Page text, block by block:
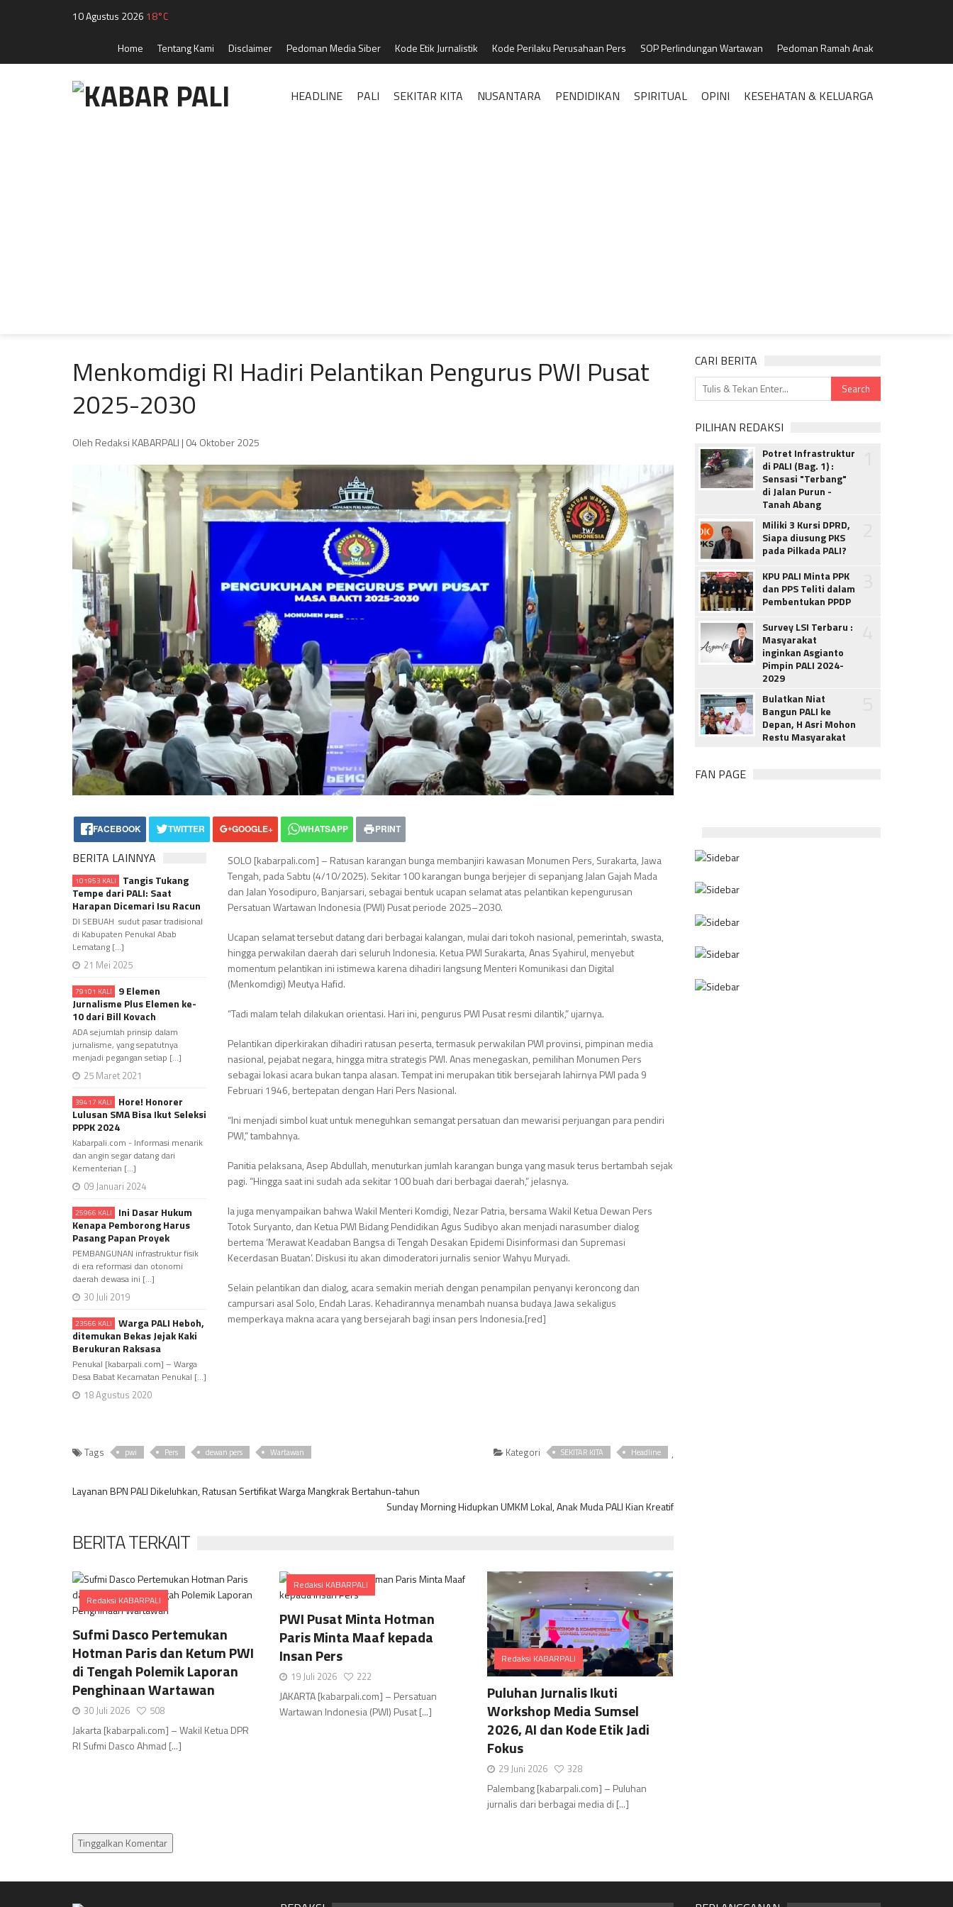
10 Agustus 2026 18°C
Home Tentang Kami Disclaimer Pedoman Media Siber Kode Etik Jurnalistik Kode Perilaku Perusahaan Pers SOP Perlindungan Wartawan Pedoman Ramah Anak
HEADLINE PALI SEKITAR KITA NUSANTARA PENDIDIKAN SPIRITUAL OPINI KESEHATAN & KELUARGA
Menkomdigi RI Hadiri Pelantikan Pengurus PWI Pusat
2025-2030
Oleh Redaksi KABARPALI | 04 Oktober 2025
FACEBOOK TWITTER GOOGLE+ WHATSAPP PRINT
BERITA LAINNYA
101953 KALI
Tangis Tukang
Tempe dari PALI: Saat
Harapan Dicemari Isu Racun
DI SEBUAH sudut pasar tradisional
di Kabupaten Penukal Abab
Lematang [...]
21 Mei 2025
79101 KALI
9 Elemen
Jurnalisme Plus Elemen ke-
10 dari Bill Kovach
ADA sejumlah prinsip dalam
jurnalisme, yang sepatutnya
menjadi pegangan setiap [...]
25 Maret 2021
39417 KALI
Hore! Honorer
Lulusan SMA Bisa Ikut Seleksi
PPPK 2024
Kabarpali.com - Informasi menarik
dan angin segar datang dari
Kementerian [...]
09 Januari 2024
25966 KALI
Ini Dasar Hukum
Kenapa Pemborong Harus
Pasang Papan Proyek
PEMBANGUNAN infrastruktur fisik
di era reformasi dan otonomi
daerah dewasa ini [...]
30 Juli 2019
23566 KALI
Warga PALI Heboh,
ditemukan Bekas Jejak Kaki
Berukuran Raksasa
Penukal [kabarpali.com] – Warga
Desa Babat Kecamatan Penukal [...]
18 Agustus 2020
SOLO [kabarpali.com] – Ratusan karangan bunga membanjiri kawasan Monumen Pers, Surakarta, Jawa
Tengah, pada Sabtu (4/10/2025). Sekitar 100 karangan bunga berjejer di sepanjang Jalan Gajah Mada
dan Jalan Yosodipuro, Banjarsari, sebagai bentuk ucapan selamat atas pelantikan kepengurusan
Persatuan Wartawan Indonesia (PWI) Pusat periode 2025–2030.
Ucapan selamat tersebut datang dari berbagai kalangan, mulai dari tokoh nasional, pemerintah, swasta,
hingga perwakilan daerah dari seluruh Indonesia. Ketua PWI Surakarta, Anas Syahirul, menyebut
momentum pelantikan ini istimewa karena dihadiri langsung Menteri Komunikasi dan Digital
(Menkomdigi) Meutya Hafid.
“Tadi malam telah dilakukan orientasi. Hari ini, pengurus PWI Pusat resmi dilantik,” ujarnya.
Pelantikan diperkirakan dihadiri ratusan peserta, termasuk perwakilan PWI provinsi, pimpinan media
nasional, pejabat negara, hingga mitra strategis PWI. Anas menegaskan, pemilihan Monumen Pers
sebagai lokasi acara bukan tanpa alasan. Tempat ini merupakan titik bersejarah lahirnya PWI pada 9
Februari 1946, bertepatan dengan Hari Pers Nasional.
“Ini menjadi simbol kuat untuk meneguhkan semangat persatuan dan mewarisi perjuangan para pendiri
PWI,” tambahnya.
Panitia pelaksana, Asep Abdullah, menuturkan jumlah karangan bunga yang masuk terus bertambah sejak
pagi. “Hingga saat ini sudah ada sekitar 100 buah dari berbagai daerah,” jelasnya.
Ia juga menyampaikan bahwa Wakil Menteri Komdigi, Nezar Patria, bersama Wakil Ketua Dewan Pers
Totok Suryanto, dan Ketua PWI Bidang Pendidikan Agus Sudibyo akan menjadi narasumber dialog
bertema‘Merawat Keadaban Bangsa di Tengah Desakan Epidemi Disinformasi dan Supremasi
Kecerdasan Buatan’. Diskusi itu akan dimoderatori jurnalis senior Wahyu Muryadi.
Selain pelantikan dan dialog, acara semakin meriah dengan penampilan penyanyi keroncong dan
campursari asal Solo, Endah Laras. Kehadirannya menambah nuansa budaya Jawa sekaligus
memperkaya makna acara yang bersejarah bagi insan pers Indonesia.[red]
Tags pwi Pers dewan pers Wartawan Kategori SEKITAR KITA ,
Headline
Layanan BPN PALI Dikeluhkan, Ratusan Sertifikat Warga Mangkrak Bertahun-tahun
Sunday Morning Hidupkan UMKM Lokal, Anak Muda PALI Kian Kreatif
BERITA TERKAIT
Redaksi KABARPALI
Sufmi Dasco Pertemukan
Hotman Paris dan Ketum PWI
di Tengah Polemik Laporan
Penghinaan Wartawan
30 Juli 2026 508
Jakarta [kabarpali.com] – Wakil Ketua DPR
RI Sufmi Dasco Ahmad [...]
Redaksi KABARPALI
PWI Pusat Minta Hotman
Paris Minta Maaf kepada
Insan Pers
19 Juli 2026 222
JAKARTA [kabarpali.com] – Persatuan
Wartawan Indonesia (PWI) Pusat [...]
Redaksi KABARPALI
Comments
Puluhan Jurnalis Ikuti
Workshop Media Sumsel
2026, AI dan Kode Etik Jadi
Fokus
29 Juni 2026 328
Palembang [kabarpali.com] – Puluhan
jurnalis dari berbagai media di [...]
Tinggalkan Komentar
CARI BERITA
PILIHAN REDAKSI
Potret Infrastruktur
di PALI (Bag. 1) :
Sensasi "Terbang"
di Jalan Purun -
Tanah Abang
Miliki 3 Kursi DPRD,
Siapa diusung PKS
pada Pilkada PALI?
KPU PALI Minta PPK
dan PPS Teliti dalam
Pembentukan PPDP
Survey LSI Terbaru :
Masyarakat
inginkan Asgianto
Pimpin PALI 2024-
2029
Bulatkan Niat
Bangun PALI ke
Depan, H Asri Mohon
Restu Masyarakat
FAN PAGE